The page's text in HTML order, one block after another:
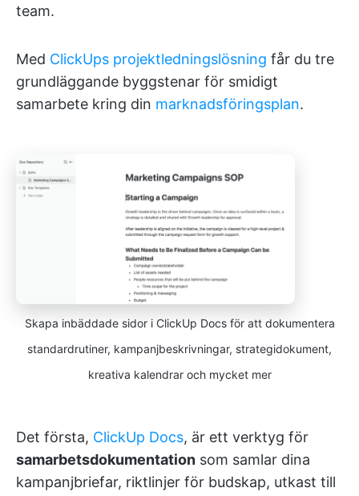
team.
Med ClickUps projektledningslösning får du tre
grundläggande byggstenar för smidigt
samarbete kring din marknadsföringsplan.
Skapa inbäddade sidor i ClickUp Docs för att dokumentera
standardrutiner, kampanjbeskrivningar, strategidokument,
kreativa kalendrar och mycket mer
Det första, ClickUp Docs, är ett verktyg för
samarbetsdokumentation som samlar dina
kampanjbriefar, riktlinjer för budskap, utkast till